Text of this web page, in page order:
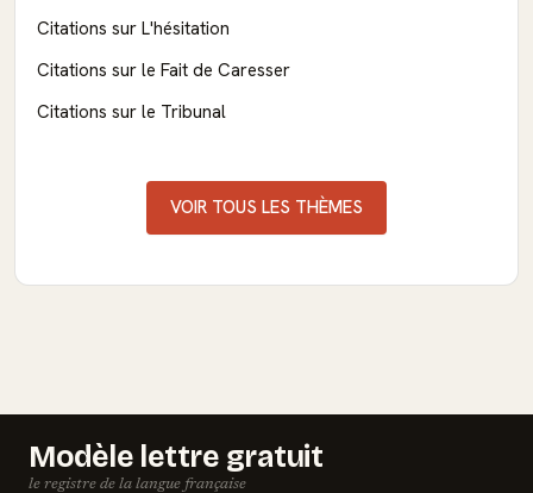
Citations sur L'hésitation
Citations sur le Fait de Caresser
Citations sur le Tribunal
VOIR TOUS LES THÈMES
Modèle lettre gratuit
le registre de la langue française